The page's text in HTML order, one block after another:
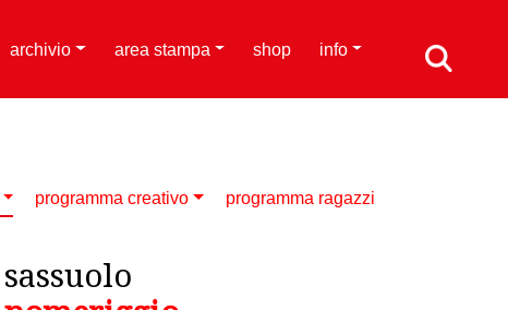
archivio area stampa shop info
programma creativo programma ragazzi
sassuolo